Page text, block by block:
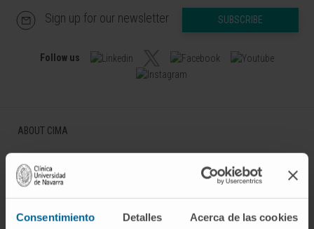
Consentimiento Detalles Acerca de las cookies
Sign up for our newsletter SUBSCRIBE
Follow us
ABOUT CIMA
Research Center of the Clinica
Campus of the Universidad de Navarra
Organization